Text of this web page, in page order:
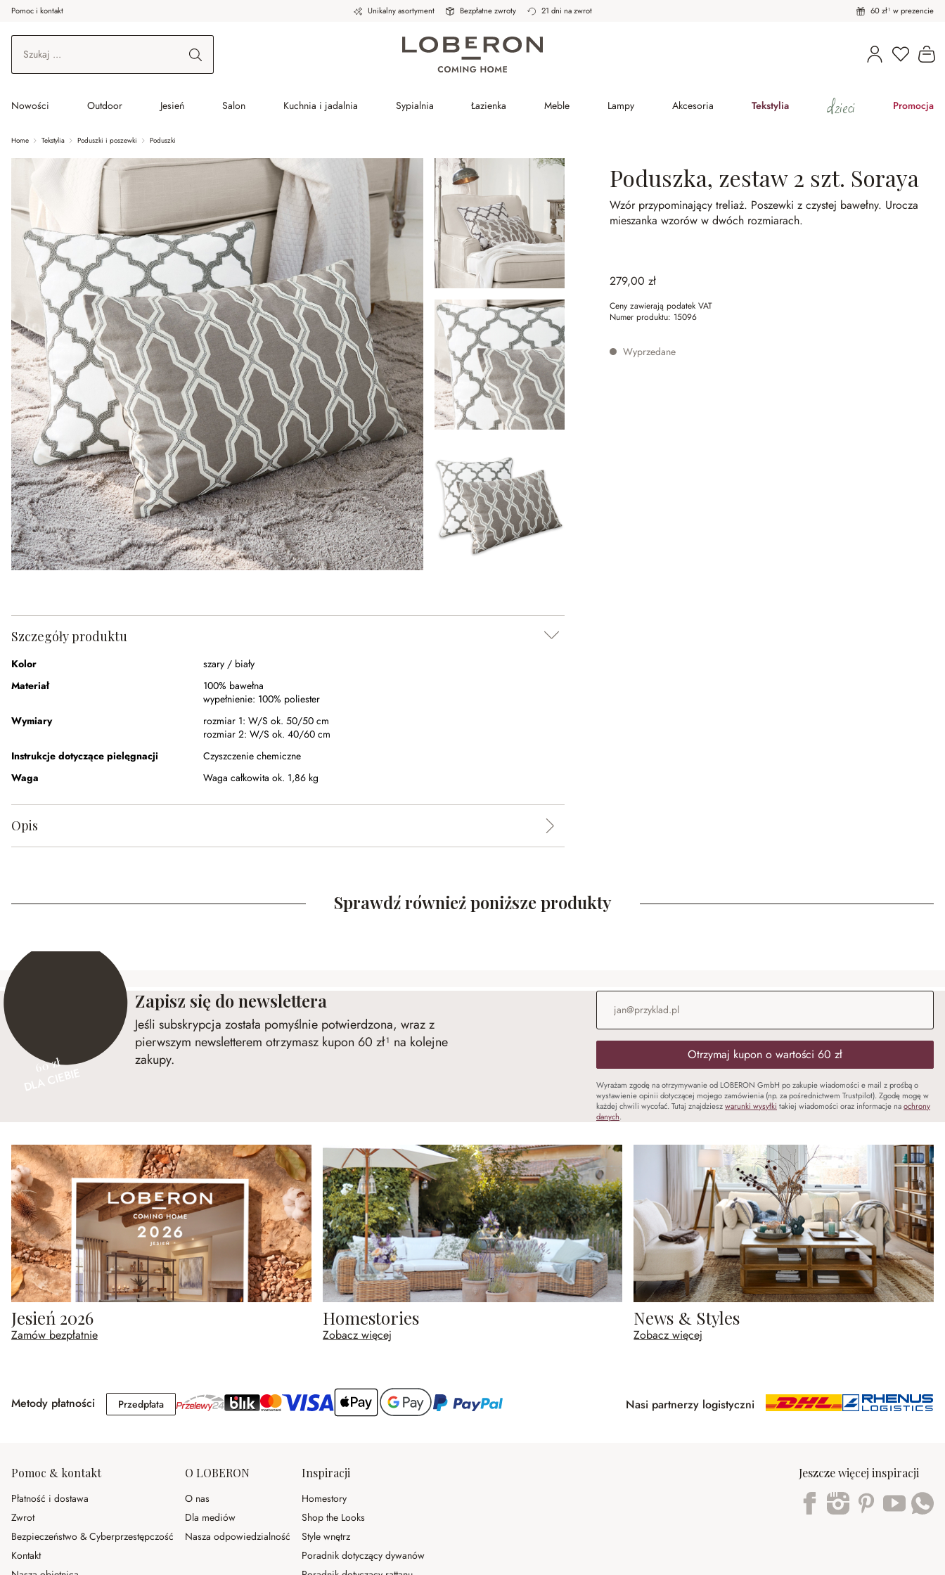
do wątku głównego
Przejdź do wyszukiwania
Przejdź do głównej nawigacji
Pomoc i kontakt Unikalny asortyment Bezpłatne zwroty 21 dni na zwrot 60 zł¹ w prezencie
Masz
Nowości Outdoor Jesień Salon Kuchnia i jadalnia Sypialnia Łazienka Meble Lampy Akcesoria Tekstylia dzieci Promocja
Home Tekstylia Poduszki i poszewki Poduszki
Poduszka, zestaw 2 szt. Soraya
Wzór przypominający treliaż. Poszewki z czystej bawełny. Urocza
mieszanka wzorów w dwóch rozmiarach.
279,00 zł
Ceny zawierają podatek VAT
Numer produktu: 15096
Wyprzedane
Szczegóły produktu
Kolor
szary / biały
Materiał
100% bawełna
wypełnienie: 100% poliester
Wymiary
rozmiar 1: W/S ok. 50/50 cm
rozmiar 2: W/S ok. 40/60 cm
Instrukcje dotyczące pielęgnacji
Czyszczenie chemiczne
Waga
Waga całkowita ok. 1,86 kg
Opis
Sprawdź również poniższe produkty
60 zł
Zapisz się do newslettera
Jeśli subskrypcja została pomyślnie potwierdzona, wraz z
pierwszym newsletterem otrzymasz kupon 60 zł¹ na kolejne
zakupy.
Adres e-mail
Otrzymaj kupon o wartości 60 zł
Wyrażam zgodę na otrzymywanie od LOBERON GmbH po zakupie wiadomości e mail z prośbą o
wystawienie opinii dotyczącej mojego zamówienia (np. za pośrednictwem Trustpilot). Zgodę mogę w
każdej chwili wycofać. Tutaj znajdzieszwarunki wysyłki takiej wiadomości oraz informacje naochrony
danych.
Jesień 2026
Zamów bezpłatnie
Homestories
Zobacz więcej
News & Styles
Zobacz więcej
Metody płatności PrzedpłataPrzedpłata Nasi partnerzy logistyczni
Pomoc & kontakt
Płatność i dostawa
Zwrot
Bezpieczeństwo & Cyberprzestępczość
Kontakt
O LOBERON
O nas
Dla mediów
Nasza odpowiedzialność
Inspiracji
Homestory
Shop the Looks
Style wnętrz
Poradnik dotyczący dywanów
Jeszcze więcej inspiracji